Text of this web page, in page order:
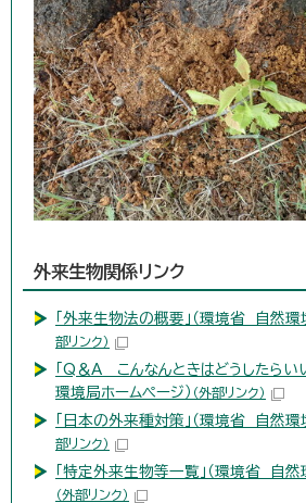
フラ
外来生物関係リンク
「外来生物法の概要」（環境省 自然環
部リンク）
「Q＆A こんなんときはどうしたらい
環境局ホームページ） （外部リンク）
「日本の外来種対策」（環境省 自然環
部リンク）
「特定外来生物等一覧」（環境省 自然
（外部リンク）